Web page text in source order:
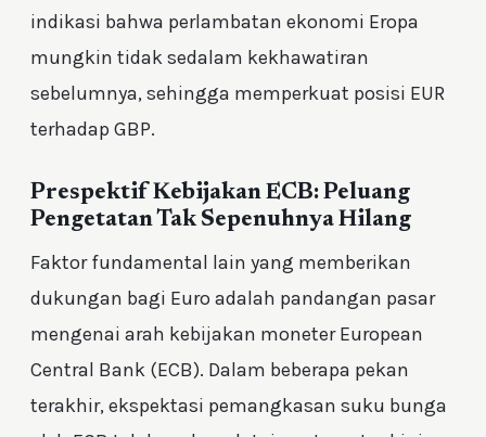
indikasi bahwa perlambatan ekonomi Eropa
mungkin tidak sedalam kekhawatiran
sebelumnya, sehingga memperkuat posisi EUR
terhadap GBP.
Prespektif Kebijakan ECB: Peluang
Pengetatan Tak Sepenuhnya Hilang
Faktor fundamental lain yang memberikan
dukungan bagi Euro adalah pandangan pasar
mengenai arah kebijakan moneter European
Central Bank (ECB). Dalam beberapa pekan
terakhir, ekspektasi pemangkasan suku bunga